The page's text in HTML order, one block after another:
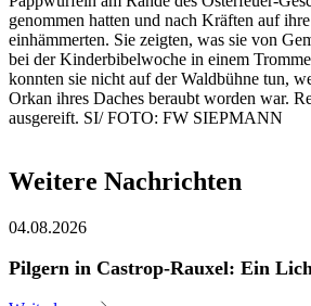
genommen hatten und nach Kräften auf
einhämmerten. Sie zeigten, was sie von
bei der Kinderbibelwoche in einem
konnten sie nicht auf der Waldbühne tun,
Orkan ihres Daches beraubt worden war.
ausgereift. SI/ FOTO: FW SIEPMANN
Weitere Nachrichten
04.08.2026
Pilgern in Castrop-Rauxel: Ein